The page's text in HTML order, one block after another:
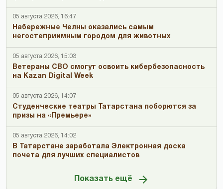
05 августа 2026, 16:47
Набережные Челны оказались самым
негостеприимным городом для животных
05 августа 2026, 15:03
Ветераны СВО смогут освоить кибербезопасность
на Kazan Digital Week
05 августа 2026, 14:07
Студенческие театры Татарстана поборются за
призы на «Премьере»
05 августа 2026, 14:02
В Татарстане заработала Электронная доска
почета для лучших специалистов
Показать ещё